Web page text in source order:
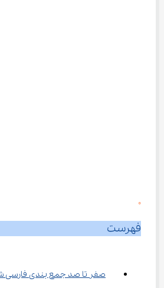
0
فهرست
صفر تا صد جمع بندی فارسی